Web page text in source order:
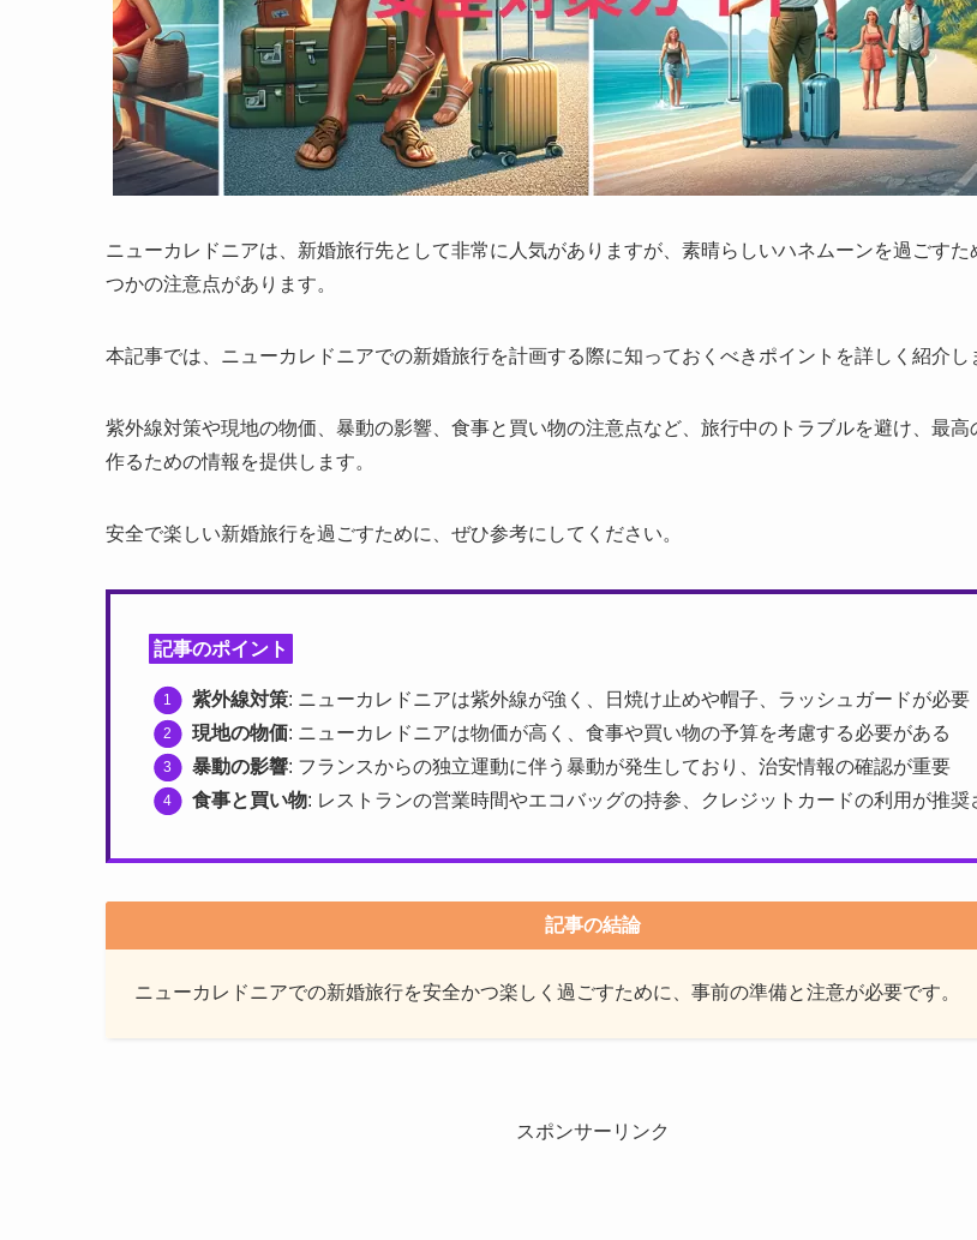
ニューカレドニアは、新婚旅行先として非常に人気がありますが、素晴らしいハネムーンを過ごすた
つかの注意点があります。
本記事では、ニューカレドニアでの新婚旅行を計画する際に知っておくべきポイントを詳しく紹介し
紫外線対策や現地の物価、暴動の影響、食事と買い物の注意点など、旅行中のトラブルを避け、最高
作るための情報を提供します。
安全で楽しい新婚旅行を過ごすために、ぜひ参考にしてください。
記事のポイント
紫外線対策: ニューカレドニアは紫外線が強く、日焼け止めや帽子、ラッシュガードが必要
現地の物価: ニューカレドニアは物価が高く、食事や買い物の予算を考慮する必要がある
暴動の影響: フランスからの独立運動に伴う暴動が発生しており、治安情報の確認が重要
食事と買い物: レストランの営業時間やエコバッグの持参、クレジットカードの利用が推奨
記事の結論
ニューカレドニアでの新婚旅行を安全かつ楽しく過ごすために、事前の準備と注意が必要です。
スポンサーリンク